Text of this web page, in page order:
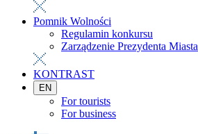
Pomnik Wolności
Regulamin konkursu
Zarządzenie Prezydenta Miasta
KONTRAST
EN
For tourists
For business